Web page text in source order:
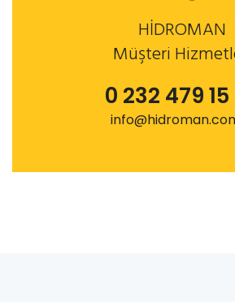
HİDROMAN
Müşteri
0 232 479